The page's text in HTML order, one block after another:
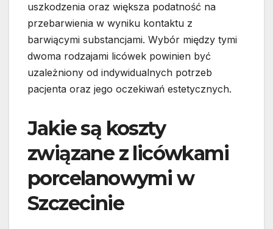
uszkodzenia oraz większa podatność na
przebarwienia w wyniku kontaktu z
barwiącymi substancjami. Wybór między tymi
dwoma rodzajami licówek powinien być
uzależniony od indywidualnych potrzeb
pacjenta oraz jego oczekiwań estetycznych.
Jakie są koszty
związane z licówkami
porcelanowymi w
Szczecinie